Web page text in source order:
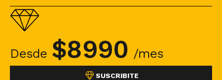
Desde $8990 /mes
SUSCRIBITE